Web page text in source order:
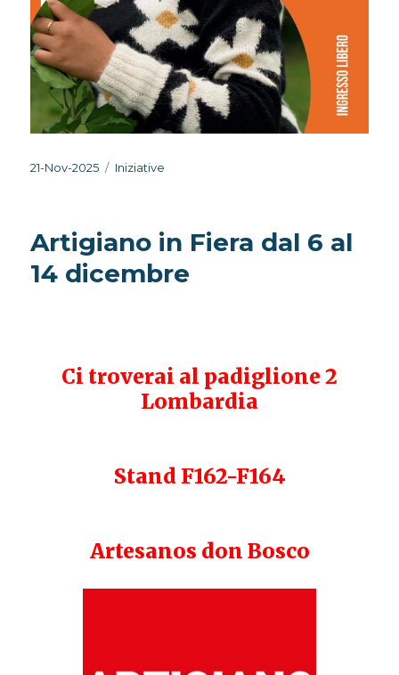
Pubblicato
21-Nov-2025 Categorie
Iniziative
Artigiano in Fiera dal 6 al
14 dicembre
Ci troverai al padiglione 2
Lombardia
Stand F162-F164
Artesanos don Bosco